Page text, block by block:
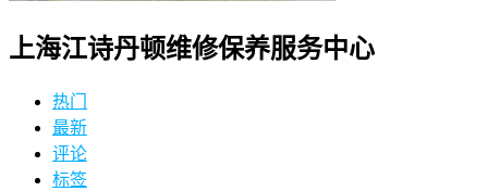
上海江诗丹顿维修保养服务中心
热门
最新
评论
标签